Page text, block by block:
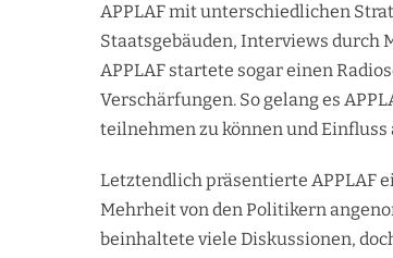
APPLAF mit unterschiedlichen
Staatsgebäuden, Interviews durch
APPLAF startete sogar einen
Verschärfungen. So gelang es
teilnehmen zu können und
Letztendlich präsentierte APPLAF
Mehrheit von den Politikern
beinhaltete viele Diskussionen,